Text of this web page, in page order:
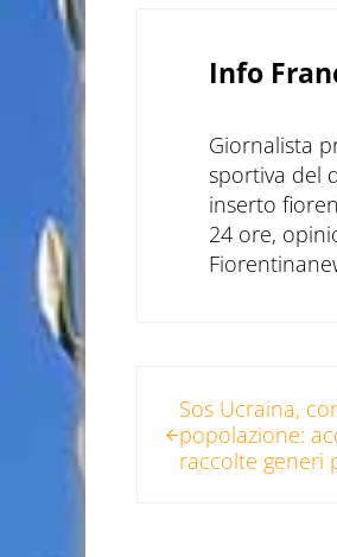
Info
Giornalista
sportiva del
inserto
24 ore,
Sos Ucraina,
popolazione:
raccolte generi